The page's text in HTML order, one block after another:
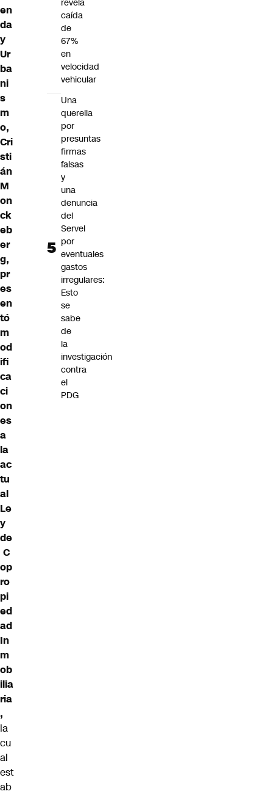
en
da
y
Ur
ba
ni
s
m
o,
Cri
sti
án
M
on
ck
eb
er
g,
pr
es
en
tó
m
od
ifi
ca
ci
on
es
a
la
ac
tu
al
Le
y
de
C
op
ro
pi
ed
ad
In
m
ob
ilia
ria
,
la
cu
al
est
ab
revela
caída
de
67%
en
velocidad
vehicular
Una
querella
por
presuntas
firmas
falsas
y
una
denuncia
del
Servel
por
eventuales
gastos
irregulares:
Esto
se
sabe
de
la
investigación
contra
el
PDG